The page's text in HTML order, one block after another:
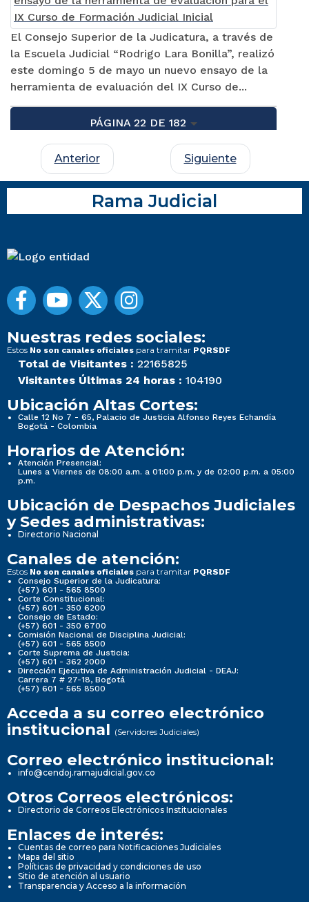
El Consejo Superior de la Judicatura, a través de
la Escuela Judicial “Rodrigo Lara Bonilla”, realizó
este domingo 5 de mayo un nuevo ensayo de la
herramienta de evaluación del IX Curso de...
PÁGINA 22 DE 182
Anterior Siguiente
Rama Judicial
Nuestras redes sociales:
Estos No son canales oficiales para tramitar PQRSDF
Total de Visitantes : 22165825
Visitantes Últimas 24 horas : 104190
Ubicación Altas Cortes:
Calle 12 No 7 - 65, Palacio de Justicia Alfonso Reyes Echandía
Bogotá - Colombia
Horarios de Atención:
Atención Presencial:
Lunes a Viernes de 08:00 a.m. a 01:00 p.m. y de 02:00 p.m. a 05:00
p.m.
Ubicación de Despachos Judiciales
y Sedes administrativas:
Directorio Nacional
Canales de atención:
Estos No son canales oficiales para tramitar PQRSDF
Consejo Superior de la Judicatura:
(+57) 601 - 565 8500
Corte Constitucional:
(+57) 601 - 350 6200
Consejo de Estado:
(+57) 601 - 350 6700
Comisión Nacional de Disciplina Judicial:
(+57) 601 - 565 8500
Corte Suprema de Justicia:
(+57) 601 - 362 2000
Dirección Ejecutiva de Administración Judicial - DEAJ:
Carrera 7 # 27-18, Bogotá
(+57) 601 - 565 8500
Acceda a su correo electrónico
institucional (Servidores Judiciales)
Correo electrónico institucional:
info@cendoj.ramajudicial.gov.co
Otros Correos electrónicos:
Directorio de Correos Electrónicos Institucionales
Enlaces de interés:
Cuentas de correo para Notificaciones Judiciales
Mapa del sitio
Políticas de privacidad y condiciones de uso
Sitio de atención al usuario
Transparencia y Acceso a la información